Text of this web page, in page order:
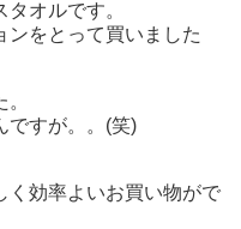
オルです。
ンをとって買いました
ですが。。(笑)
く効率よいお買い物がで